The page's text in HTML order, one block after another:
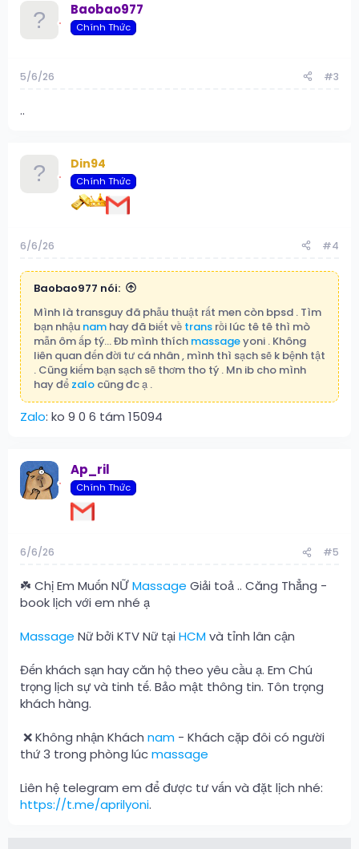
Baobao977
Chính Thức
5/6/26 #3
..
Din94
Chính Thức
6/6/26 #4
Baobao977 nói:
Mình là transguy đã phẫu thuật rất men còn bpsd . Tìm
bạn nhậu nam hay đã biết về trans rồi lúc tê tê thì mò
mẫn ôm ấp tý… Đb mình thích massageyoni . Không
liên quan đến đời tư cá nhân , mình thì sạch sẽ k bệnh tật
. Cũng kiếm bạn sạch sẽ thơm tho tý . Mn ib cho mình
hay để zalo cũng đc ạ .
Zalo: ko 9 0 6 tám 15094
Ap_ril
Chính Thức
6/6/26 #5
☘️ Chị Em Muốn NỮMassage Giải toả .. Căng Thẳng -
book lịch với em nhé ạ
Massage Nữ bởi KTV Nữ tại HCMvà tỉnh lân cận
Đến khách sạn hay căn hộ theo yêu cầu ạ. Em Chú
trọng lịch sự và tinh tế. Bảo mật thông tin. Tôn trọng
khách hàng.
️ ❌ Không nhận Khách nam - Khách cặp đôi có người
thứ 3 trong phòng lúcmassage
Liên hệ telegram em để được tư vấn và đặt lịch nhé:
https://t.me/aprilyoni.